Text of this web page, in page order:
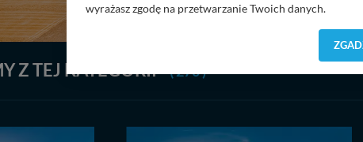
Z TEJ KATEGORII ( 270 )
wyrażasz zgodę na przetwarzanie Twoich danych.
Wyjątkiem jest sytuacja, gdy przekazanie Twoich
11-500 Giżycko. Możesz z nami skontaktować się za